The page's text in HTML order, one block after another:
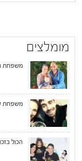
מומלצים
משפחת
משפחת
הכול